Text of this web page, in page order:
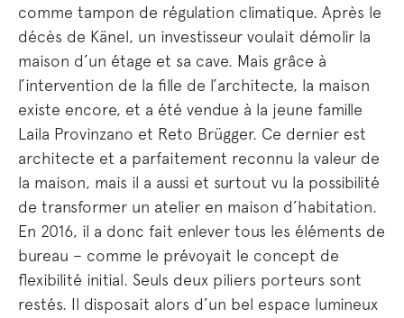
comme tampon de régulation climatique. Après le
décès de Känel, un investisseur voulait démolir la
maison d’un étage et sa cave. Mais grâce à
l’intervention de la fille de l’architecte, la maison
existe encore, et a été vendue à la jeune famille
Laila Provinzano et Reto Brügger. Ce dernier est
architecte et a parfaitement reconnu la valeur de
la maison, mais il a aussi et surtout vu la possibilité
de transformer un atelier en maison d’habitation.
En 2016, il a donc fait enlever tous les éléments de
bureau – comme le prévoyait le concept de
flexibilité initial. Seuls deux piliers porteurs sont
restés. Il disposait alors d’un bel espace lumineux